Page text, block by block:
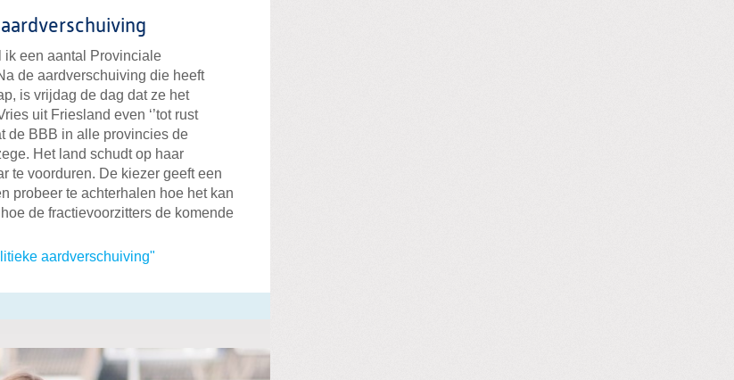
ik een aantal Provinciale
de aardverschuiving die heeft
is vrijdag de dag dat ze het
uit Friesland even ‘’tot rust
de BBB in alle provincies de
Het land schudt op haar
te voorduren. De kiezer geeft een
probeer te achterhalen hoe het kan
de fractievoorzitters de komende
aardverschuiving"